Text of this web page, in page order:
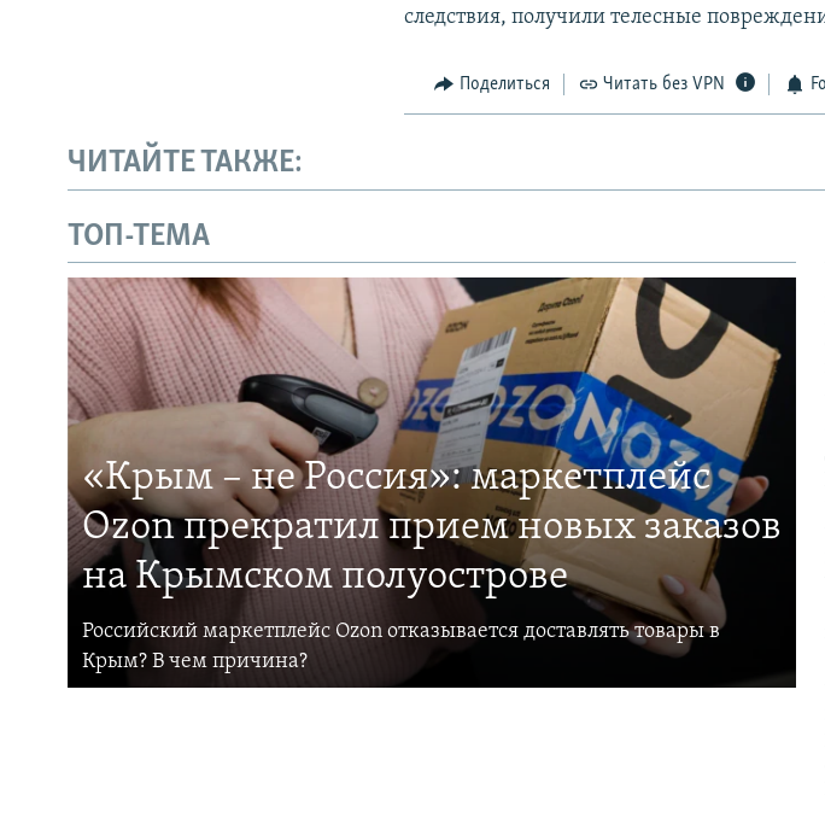
следствия, получили телесные
Поделиться Читать без VPN
ЧИТАЙТЕ ТАКЖЕ:
ТОП-ТЕМА
«Крым – не Россия»: маркетплейс
Ozon прекратил прием новых заказов
на Крымском полуострове
Российский маркетплейс Ozon отказывается доставлять товары в
Крым? В чем причина?